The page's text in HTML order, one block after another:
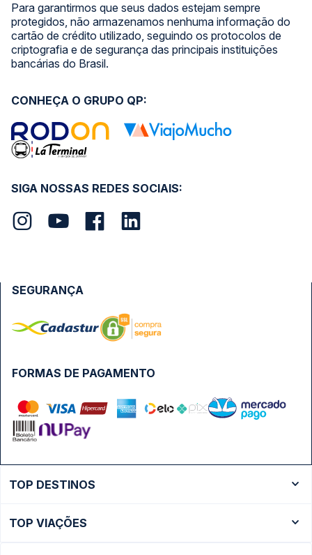
Para garantirmos que seus dados estejam sempre
protegidos, não armazenamos nenhuma informação do
cartão de crédito utilizado, seguindo os protocolos de
criptografia e de segurança das principais instituições
bancárias do Brasil.
SIGA NOSSAS REDES SOCIAIS:
CONHEÇA O GRUPO QP:
FORMAS DE PAGAMENTO
SEGURANÇA
TOP DESTINOS
Ônibus São Paulo
TOP VIAÇÕES